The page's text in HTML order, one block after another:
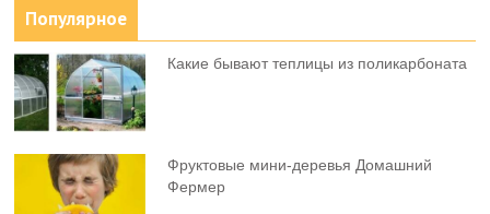
Популярное
Какие бывают теплицы из поликарбоната
Фруктовыe мини-деревья Домашний
Фермер